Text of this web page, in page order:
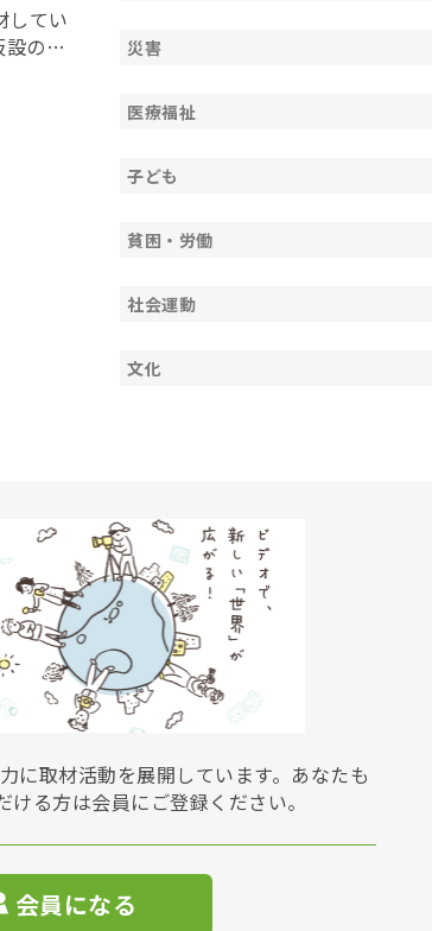
してい
の校
災害
医療福祉
子ども
貧困・労働
社会運動
文化
に取材活動を展開しています。あなたも
る方は会員にご登録ください。
会員になる